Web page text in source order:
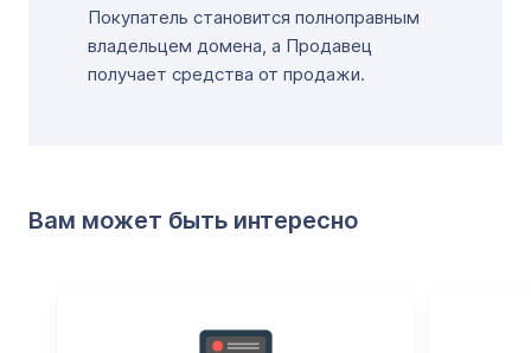
Покупатель становится полноправным
владельцем домена, а Продавец
получает средства от продажи.
Вам может быть интересно